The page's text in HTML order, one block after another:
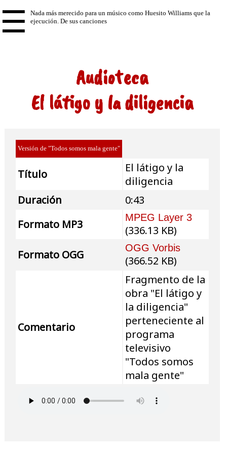
☰
Audioteca
El látigo y la diligencia
Versión de "Todos somos mala gente"
Título
El látigo y la
diligencia
Duración
0:43
Formato MP3
MPEG Layer 3
(336.13 KB)
Formato OGG
OGG Vorbis
(366.52 KB)
Comentario
Fragmento de la
obra "El látigo y
la diligencia"
perteneciente al
programa
televisivo
"Todos somos
mala gente"